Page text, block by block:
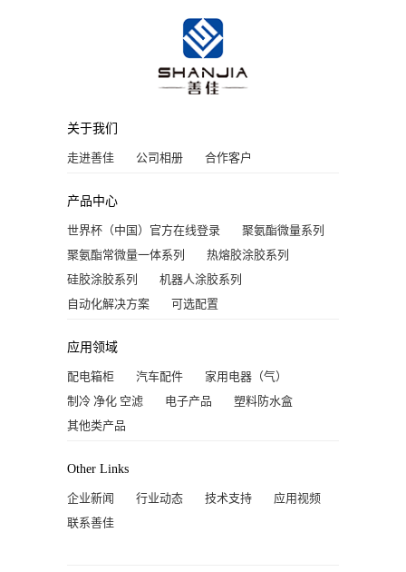
关于我们
走进善佳 公司相册 合作客户
产品中心
世界杯（中国）官方在线登录
聚氨酯微量系列
聚氨酯常微量一体系列
热熔胶涂胶系列
硅胶涂胶系列
机器人涂胶系列
自动化解决方案
可选配置
应用领域
配电箱柜 汽车配件
家用电器（气）
制冷 净化 空滤
电子产品
塑料防水盒
其他类产品
Other Links
企业新闻 行业动态 技术支持
应用视频
联系善佳